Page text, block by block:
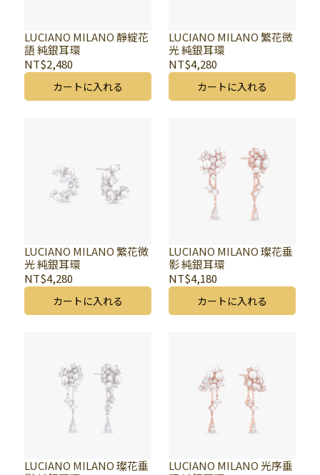
LUCIANO MILANO 靜綻花
語 純銀耳環
NT$2,480
カートに入れる
LUCIANO MILANO 繁花微
光 純銀耳環
NT$4,280
カートに入れる
LUCIANO MILANO 繁花微
光 純銀耳環
NT$4,280
カートに入れる
LUCIANO MILANO 璨花垂
影 純銀耳環
NT$4,180
カートに入れる
LUCIANO MILANO 璨花垂
LUCIANO MILANO 光序垂